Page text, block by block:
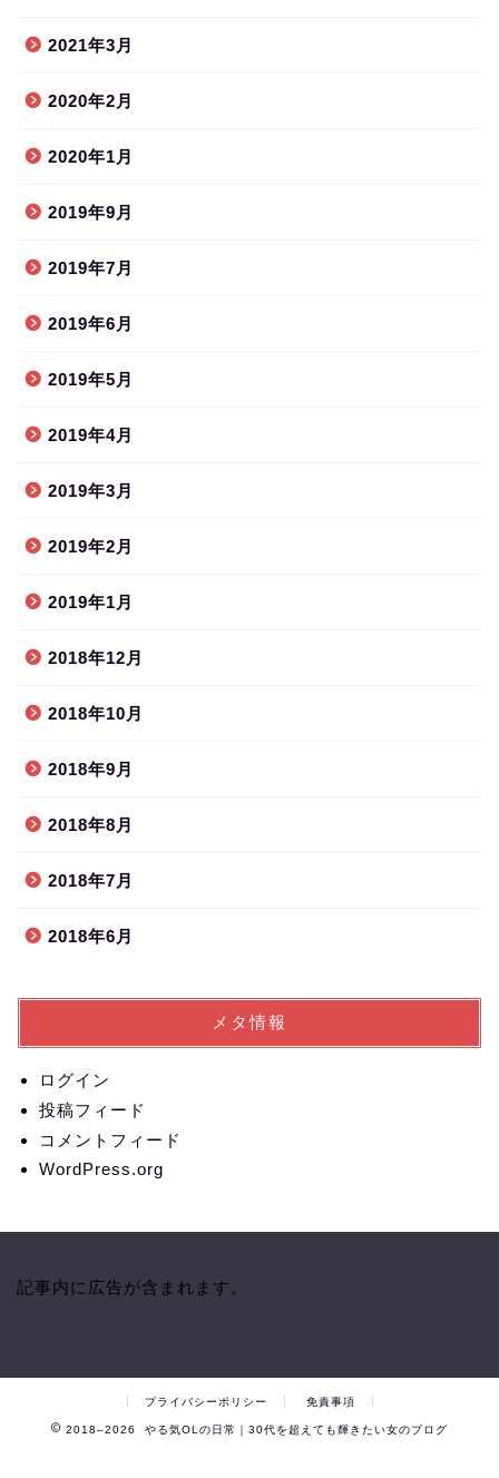
2021年3月
2020年2月
2020年1月
2019年9月
2019年7月
2019年6月
2019年5月
2019年4月
2019年3月
2019年2月
2019年1月
2018年12月
2018年10月
2018年9月
2018年8月
2018年7月
2018年6月
メタ情報
ログイン
投稿フィード
コメントフィード
WordPress.org
記事内に広告が含まれます。
プライバシーポリシー 免責事項
2018–2026 やる気OLの日常｜30代を超えても輝きたい女のブログ